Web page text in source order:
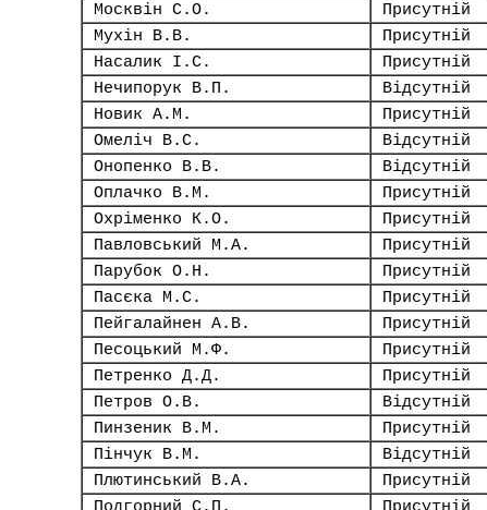
Москвін С.О.
Присутній
Мухін В.В.
Присутній
Насалик І.С.
Присутній
Нечипорук В.П.
Відсутній
Новик А.М.
Присутній
Омеліч В.С.
Відсутній
Онопенко В.В.
Відсутній
Оплачко В.М.
Присутній
Охріменко К.О.
Присутній
Павловський М.А.
Присутній
Парубок О.Н.
Присутній
Пасєка М.С.
Присутній
Пейгалайнен А.В.
Присутній
Песоцький М.Ф.
Присутній
Петренко Д.Д.
Присутній
Петров О.В.
Відсутній
Пинзеник В.М.
Присутній
Пінчук В.М.
Відсутній
Плютинський В.А.
Присутній